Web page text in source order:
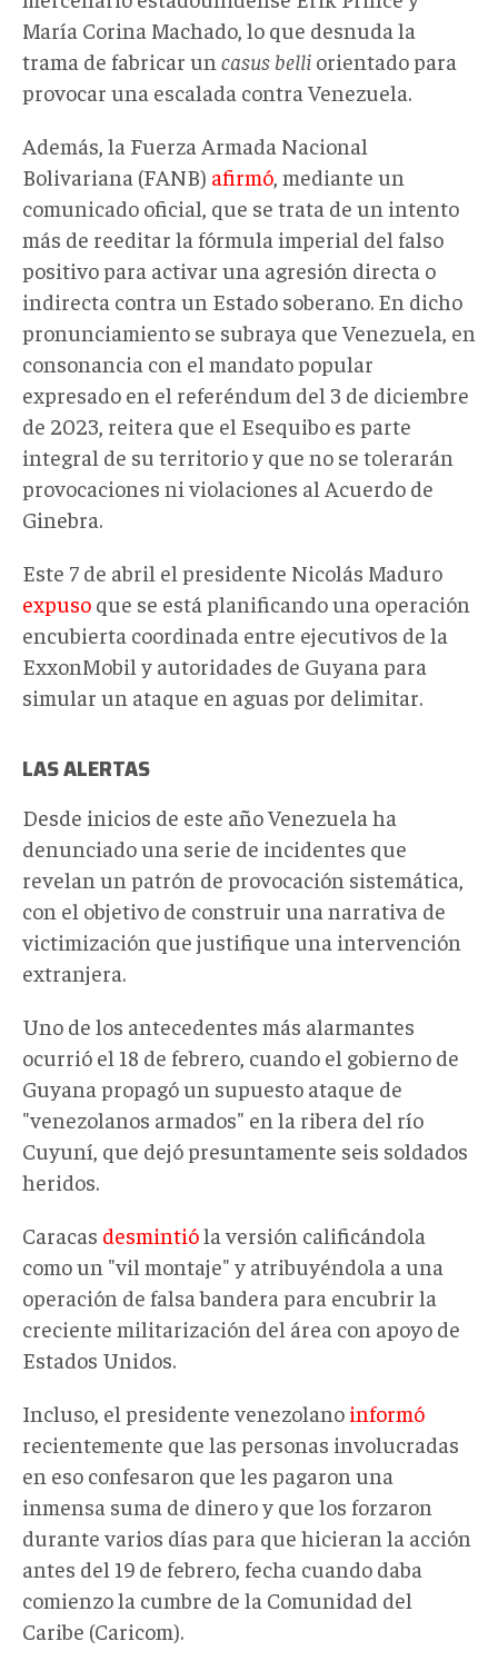
María Corina Machado, lo que desnuda la
trama de fabricar un casus belli orientado para
provocar una escalada contra Venezuela.
Además, la Fuerza Armada Nacional
Bolivariana (FANB) afirmó , mediante un
comunicado oficial, que se trata de un intento
más de reeditar la fórmula imperial del falso
positivo para activar una agresión directa o
indirecta contra un Estado soberano. En dicho
pronunciamiento se subraya que Venezuela, en
consonancia con el mandato popular
expresado en el referéndum del 3 de diciembre
de 2023, reitera que el Esequibo es parte
integral de su territorio y que no se tolerarán
provocaciones ni violaciones al Acuerdo de
Ginebra.
Este 7 de abril el presidente Nicolás Maduro
expuso que se está planificando una operación
encubierta coordinada entre ejecutivos de la
ExxonMobil y autoridades de Guyana para
simular un ataque en aguas por delimitar.
LAS ALERTAS
Desde inicios de este año Venezuela ha
denunciado una serie de incidentes que
revelan un patrón de provocación sistemática,
con el objetivo de construir una narrativa de
victimización que justifique una intervención
extranjera.
Uno de los antecedentes más alarmantes
ocurrió el 18 de febrero, cuando el gobierno de
Guyana propagóun supuesto ataque de
"venezolanos armados" en la ribera del río
Cuyuní, que dejó presuntamente seis soldados
heridos.
Caracas desmintióla versión calificándola
como un "vil montaje" y atribuyéndola a una
operación de falsa bandera para encubrir la
creciente militarización del área con apoyo de
Estados Unidos.
Incluso, el presidente venezolano informó
recientemente que las personas involucradas
en eso confesaron que les pagaron una
inmensa suma de dinero y que los forzaron
durante varios días para que hicieran la acción
antes del 19 de febrero, fecha cuando daba
comienzo la cumbre de la Comunidad del
Caribe (Caricom).